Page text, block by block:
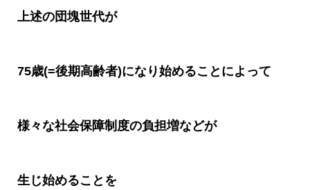
上述の団塊世代が
75歳(=後期高齢者)になり始めることによって
様々な社会保障制度の負担増などが
生じ始めることを